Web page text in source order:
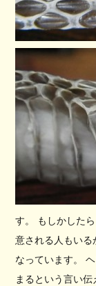
す。 もしかした
意される人もいる
なっています。
まるという言い